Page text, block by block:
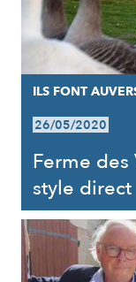
ILS FONT
26/05/2020
Ferme
style direct